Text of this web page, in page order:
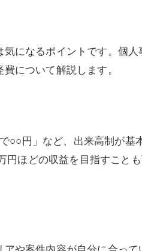
になるポイントです。個
について解説します。
○○円」など、出来高制が基
ほどの収益を目指すこと